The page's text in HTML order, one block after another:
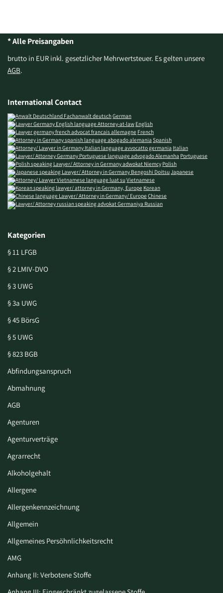
* Alle Preisangaben
brutto in EUR inkl. gesetzlicher Mehrwertsteuer. Es gelten unsere
AGB.
International Contact
German
English
French
Spanish
Italian
Portuguese
Polish
Japanese
Vietnamese
Korean
Chinese
Russian
Kategorien
§ 11 LFGB
§ 2 LMIV-DVO
§ 3 UWG
§ 3a UWG
§ 45 BörsG
§ 5 UWG
§ 823 BGB
Abfindungsanspruch
Abmahnung
AGB
Agenturen
Agenturverträge
Agrarrecht
Alkoholgehalt
Allergene
Allergenkennzeichnung
Allgemein
Allgemeines Persöhnlichkeitsrecht
AMG
Anhang II: Verbotene Stoffe